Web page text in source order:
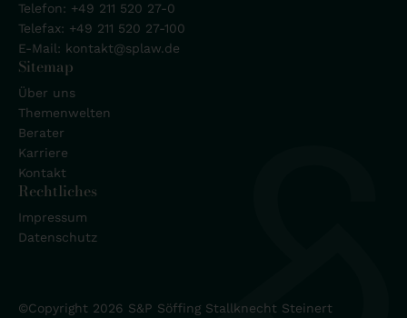
Telefon: +49 211 520 27-0
Telefax: +49 211 520 27-100
E-Mail: kontakt@splaw.de
Sitemap
Über uns
Themenwelten
Berater
Karriere
Kontakt
Rechtliches
Impressum
Datenschutz
©Copyright 2026 S&P Söffing Stallknecht Steinert